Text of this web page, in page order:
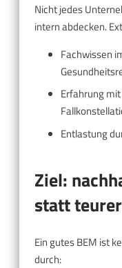
Nicht jedes
intern abdecken.
Fachwissen
Erfahrung
Entlastung
Ziel:
statt
Ein gutes BEM ist
durch: